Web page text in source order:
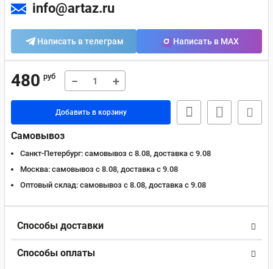
info@artaz.ru
Написать в телеграм Написать в MAX
480 руб − +
Добавить в корзину
Самовывоз
Санкт-Петербург: самовывоз с 8.08, доставка c 9.08
Москва: самовывоз с 8.08, доставка c 9.08
Оптовый склад: самовывоз с 8.08, доставка c 9.08
Способы доставки
Способы оплаты